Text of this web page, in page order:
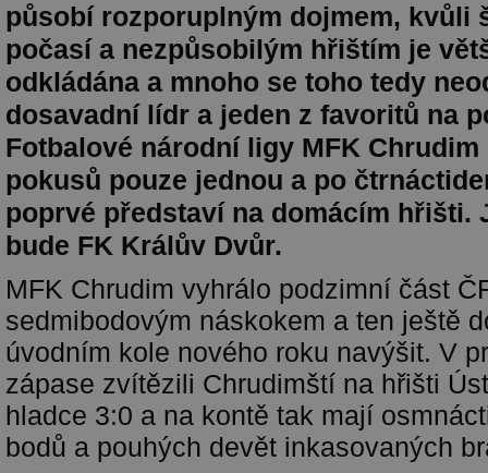
působí rozporuplným dojmem, kvůli
počasí a nezpůsobilým hřištím je
odkládána a mnoho se toho tedy
dosavadní lídr a jeden z favoritů na
Fotbalové národní ligy MFK
pokusů pouze jednou a po
poprvé představí na domácím hřišti.
bude FK Králův Dvůr.
MFK Chrudim vyhrálo podzimní část
sedmibodovým náskokem a ten ještě
úvodním kole nového roku navýšit. V
zápase zvítězili Chrudimští na hřišti
hladce 3:0 a na kontě tak mají
bodů a pouhých devět inkasovaných